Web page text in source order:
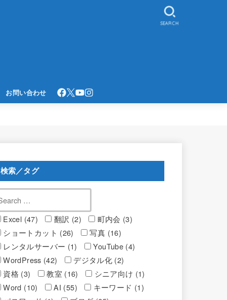
お問い合わせ
SEARCH
検索／タグ
Excel (47) 翻訳 (2)
町内会 (3)
ショートカット (26)
写真 (16)
レンタルサーバー (1)
YouTube (4)
WordPress (42)
デジタル化 (2)
資格 (3)
教室 (16)
シニア向け (1)
Word (10)
AI (55)
キーワード (1)